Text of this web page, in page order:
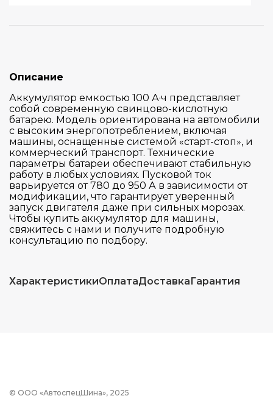
Описание
Аккумулятор емкостью 100 А·ч представляет
собой современную свинцово-кислотную
батарею. Модель ориентирована на автомобили
с высоким энергопотреблением, включая
машины, оснащенные системой «старт-стоп», и
коммерческий транспорт. Технические
параметры батареи обеспечивают стабильную
работу в любых условиях. Пусковой ток
варьируется от 780 до 950 А в зависимости от
модификации, что гарантирует уверенный
запуск двигателя даже при сильных морозах.
Чтобы купить аккумулятор для машины,
свяжитесь с нами и получите подробную
консультацию по подбору.
ХарактеристикиОплатаДоставкаГарантия
© ООО «АвтоспецШина», 2025